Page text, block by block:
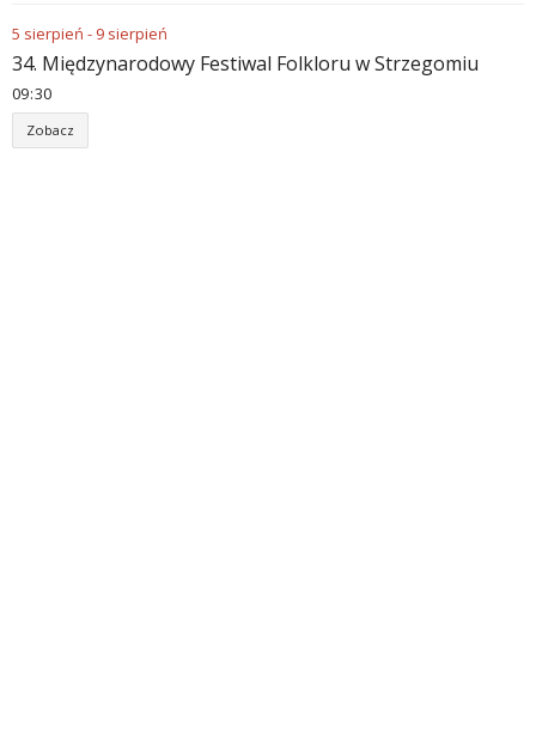
5 sierpień - 9 sierpień
34. Międzynarodowy Festiwal Folkloru w Strzegomiu
09:30
Zobacz